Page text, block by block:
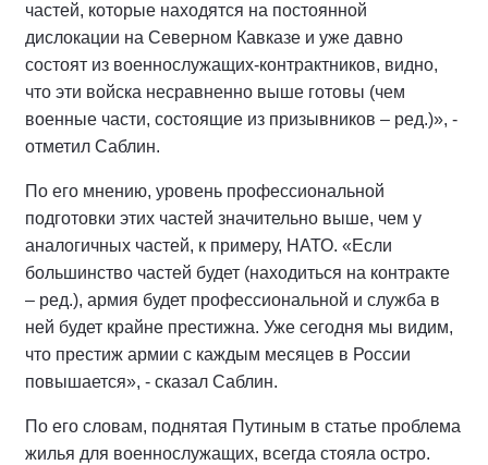
частей, которые находятся на постоянной
дислокации на Северном Кавказе и уже давно
состоят из военнослужащих-контрактников, видно,
что эти войска несравненно выше готовы (чем
военные части, состоящие из призывников – ред.)», -
отметил Саблин.
По его мнению, уровень профессиональной
подготовки этих частей значительно выше, чем у
аналогичных частей, к примеру, НАТО. «Если
большинство частей будет (находиться на контракте
– ред.), армия будет профессиональной и служба в
ней будет крайне престижна. Уже сегодня мы видим,
что престиж армии с каждым месяцев в России
повышается», - сказал Саблин.
По его словам, поднятая Путиным в статье проблема
жилья для военнослужащих, всегда стояла остро.